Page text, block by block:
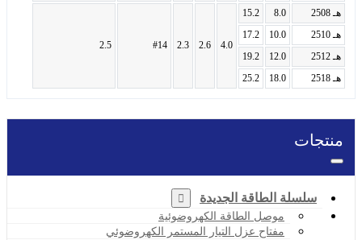
هـ 2508
8.0
15.2
4.0
2.6
2.3
#14
2.5
هـ 2510 10.0
17.2
هـ 2512
12.0
19.2
هـ 2518
18.0
25.2
منتجات
سلسلة الطاقة الجديدة
موصل الطاقة الكهروضوئية
مفتاح عزل التيار المستمر الكهروضوئي